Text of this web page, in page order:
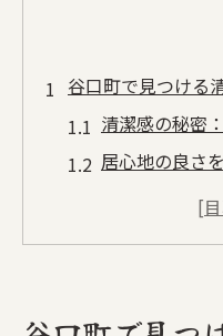
谷口町で見つける
清潔感の秘密
居心地の良さ
谷口町居酒屋